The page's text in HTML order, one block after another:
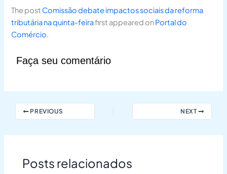
The post Comissão debate impactos sociais da reforma
tributária na quinta-feirafirst appeared onPortal do
Comércio.
Faça seu comentário
PREVIOUS NEXT
Posts relacionados